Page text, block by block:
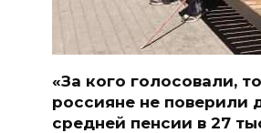
«За кого голосовали,
россияне не поверили
средней пенсии в 27